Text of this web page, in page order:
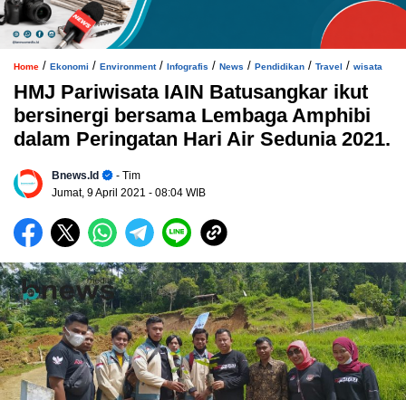
Home / Ekonomi / Environment/ Infografis / News / Pendidikan / Travel / wisata
HMJ Pariwisata IAIN Batusangkar ikut
bersinergi bersama Lembaga Amphibi
dalam Peringatan Hari Air Sedunia 2021.
Bnews.id
- Tim
Jumat, 9 April 2021 - 08:04 WIB